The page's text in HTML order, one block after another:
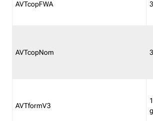
AVTcopFWA
AVTcopNom
AVTformV3